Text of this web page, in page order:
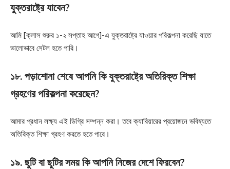
যুক্তরাষ্ট্রে যাবেন?
আমি [ক্লাস শুরুর ১-২ সপ্তাহ আগে]-এ যুক্তরাষ্ট্রে যাওয়ার পরিকল্পনা করেছি যাতে
ভালোভাবে সেটল হতে পারি।
১৮. পড়াশোনা শেষে আপনি কি যুক্তরাষ্ট্রে অতিরিক্ত শিক্ষা
গ্রহণের পরিকল্পনা করেছেন?
আমার প্রধান লক্ষ্য এই ডিগ্রি সম্পন্ন করা। তবে ক্যারিয়ারের প্রয়োজনে ভবিষ্যতে
অতিরিক্ত শিক্ষা গ্রহণ করতে হতে পারে।
১৯. ছুটি বা ছুটির সময় কি আপনি নিজের দেশে ফিরবেন?